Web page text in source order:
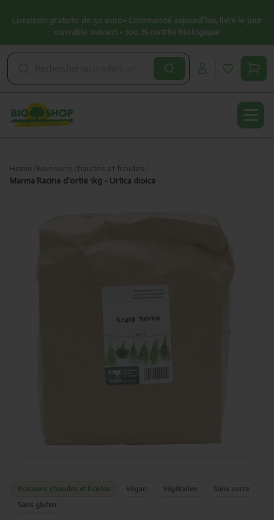
Livraison gratuite de 50 euro• Commandé aujourd’hui, livré le jour
ouvrable suivant • 100 % certifié biologique
Home Boissons chaudes et froides
Marma Racine d'ortie 1kg - Urtica dioica
Boissons chaudes et froides Végan Végétarien
Sans sucre
Sans gluten